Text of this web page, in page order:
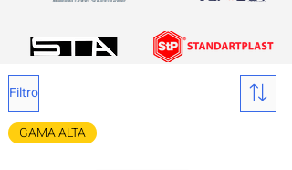
Filtro
GAMA ALTA